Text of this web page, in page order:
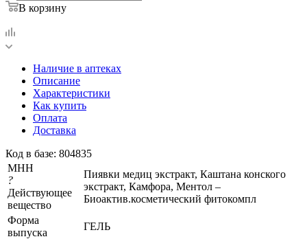
В корзину
Наличие в аптеках
Описание
Характеристики
Как купить
Оплата
Доставка
Код в базе: 804835
МНН
?
Действующее
вещество
Пиявки медиц экстракт, Каштана конского
экстракт, Камфора, Ментол –
Биоактив.косметический фитокомпл
Форма
выпуска
ГЕЛЬ